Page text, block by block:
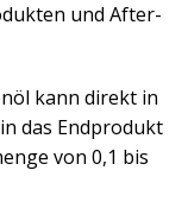
und After-
kann direkt in
das Endprodukt
von 0,1 bis